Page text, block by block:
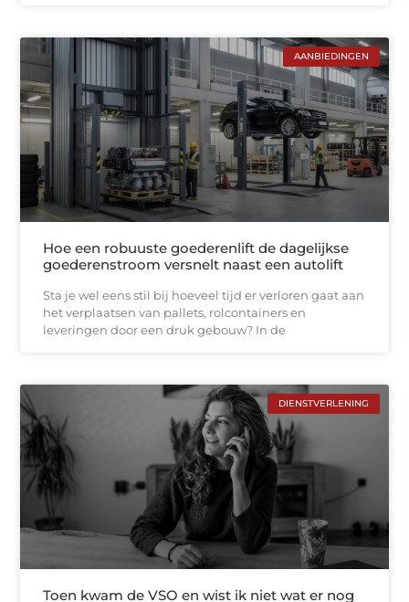
AANBIEDINGEN
Hoe een robuuste goederenlift de dagelijkse
goederenstroom versnelt naast een autolift
Sta je wel eens stil bij hoeveel tijd er verloren gaat aan
het verplaatsen van pallets, rolcontainers en
leveringen door een druk gebouw? In de
DIENSTVERLENING
Toen kwam de VSO en wist ik niet wat er nog